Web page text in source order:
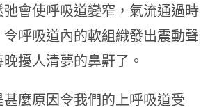
會使呼吸道變窄，氣流通過時
呼吸道內的軟組織發出震動聲
擾人清夢的鼻鼾了。
麼原因令我們的上呼吸道受